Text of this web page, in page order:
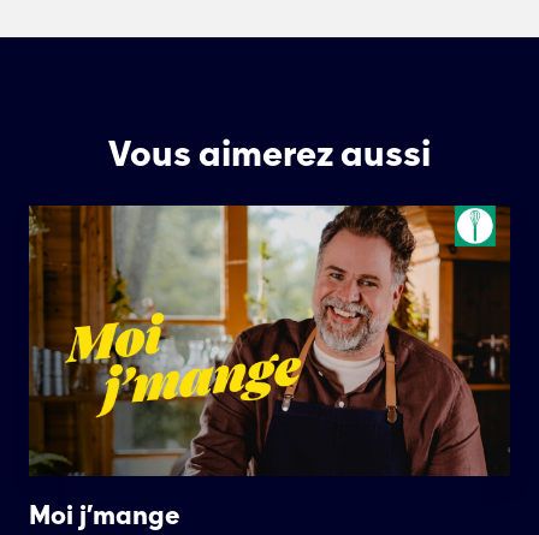
Vous aimerez aussi
Moi j’mange